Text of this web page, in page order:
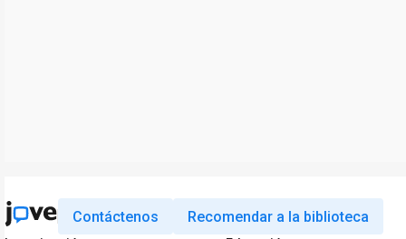
Contáctenos Recomendar a la biblioteca